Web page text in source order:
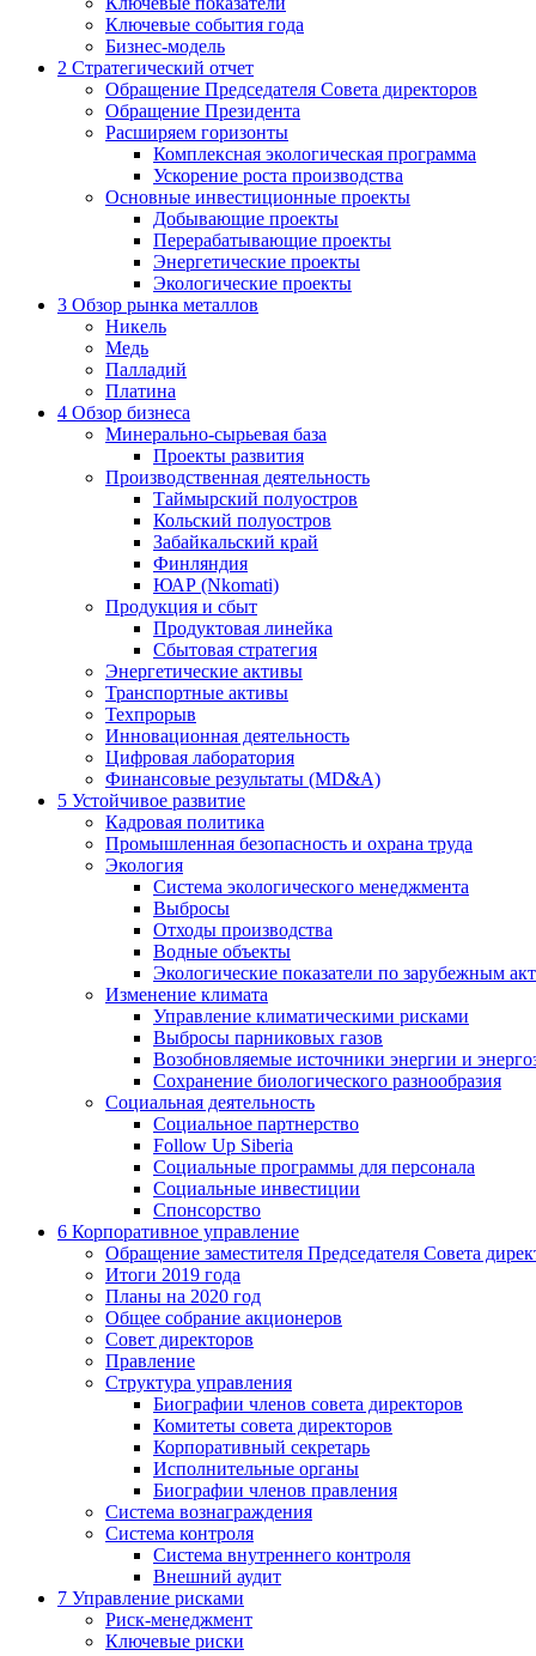
Ключевые события года
Бизнес-модель
2 Стратегический отчет
Обращение Председателя Совета директоров
Обращение Президента
Расширяем горизонты
Комплексная экологическая программа
Ускорение роста производства
Основные инвестиционные проекты
Добывающие проекты
Перерабатывающие проекты
Энергетические проекты
Экологические проекты
3 Обзор рынка металлов
Никель
Медь
Палладий
Платина
4 Обзор бизнеса
Минерально-сырьевая база
Проекты развития
Производственная деятельность
Таймырский полуостров
Кольский полуостров
Забайкальский край
Финляндия
ЮАР (Nkomati)
Продукция и сбыт
Продуктовая линейка
Сбытовая стратегия
Энергетические активы
Транспортные активы
Техпрорыв
Инновационная деятельность
Цифровая лаборатория
Финансовые результаты (MD&A)
5 Устойчивое развитие
Кадровая политика
Промышленная безопасность и охрана труда
Экология
Система экологического менеджмента
Выбросы
Отходы производства
Водные объекты
Экологические показатели по зарубежным
Изменение климата
Управление климатическими рисками
Выбросы парниковых газов
Возобновляемые источники энергии и
Сохранение биологического разнообразия
Социальная деятельность
Социальное партнерство
Follow Up Siberia
Социальные программы для персонала
Социальные инвестиции
Спонсорство
6 Корпоративное управление
Обращение заместителя Председателя Совета
Итоги 2019 года
Планы на 2020 год
Общее собрание акционеров
Совет директоров
Правление
Структура управления
Биографии членов совета директоров
Комитеты совета директоров
Корпоративный секретарь
Исполнительные органы
Биографии членов правления
Система вознаграждения
Система контроля
Система внутреннего контроля
Внешний аудит
7 Управление рисками
Риск-менеджмент
Ключевые риски